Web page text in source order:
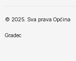
© 2025. Sva prava Općina
Gradec